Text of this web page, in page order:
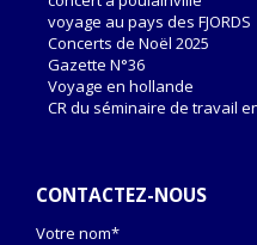
voyage au pays des FJORDS
Concerts de Noël 2025
Gazette N°36
Voyage en hollande
CR du séminaire de travail
CONTACTEZ-NOUS
Votre nom*